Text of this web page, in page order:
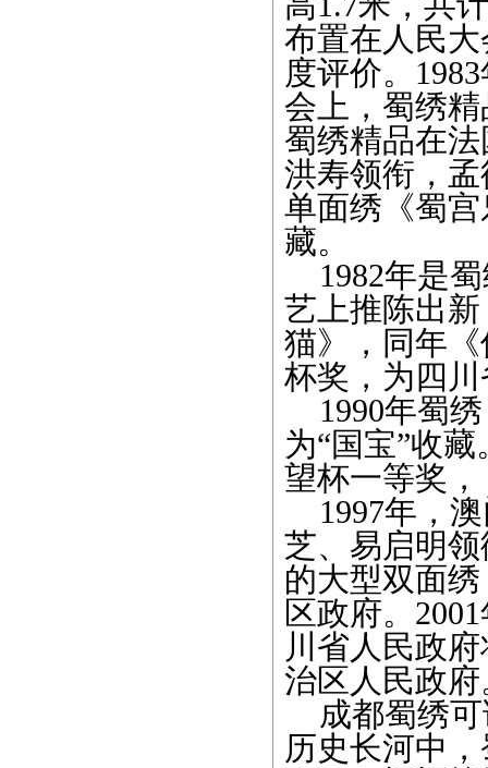
布置在人民
度评价。
会上，蜀绣
蜀绣精品在
洪寿领衔，
单面绣《蜀
藏。
1982年是蜀
艺上推陈出
猫》，同年
杯奖，为四
1990年蜀绣
为“国宝”收
望杯一等奖
1997年，澳
芝、易启明
的大型双面
区政府。
川省人民政
治区人民政
成都蜀绣
历史长河中